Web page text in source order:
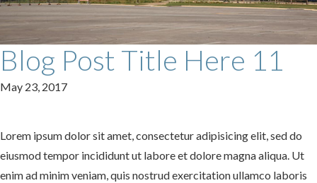
Blog Post Title Here 11
May 23, 2017
Lorem ipsum dolor sit amet, consectetur adipisicing elit, sed do
eiusmod tempor incididunt ut labore et dolore magna aliqua. Ut
enim ad minim veniam, quis nostrud exercitation ullamco laboris